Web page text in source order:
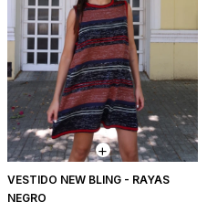
VESTIDO NEW BLING - RAYAS
NEGRO